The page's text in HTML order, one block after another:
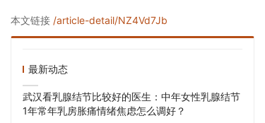
本文链接 /article-detail/NZ4Vd7Jb
最新动态
武汉看乳腺结节比较好的医生：中年女性乳腺结节
1年常年乳房胀痛情绪焦虑怎么调好？